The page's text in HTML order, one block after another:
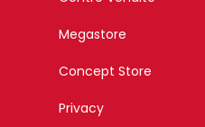
Megastore
Concept Store
Privacy